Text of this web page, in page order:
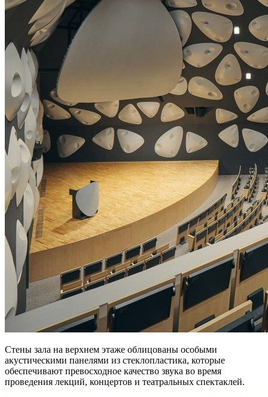
Стены зала на верхнем этаже облицованы особыми
акустическими панелями из стеклопластика, которые
обеспечивают превосходное качество звука во время
проведения лекций, концертов и театральных спектаклей.